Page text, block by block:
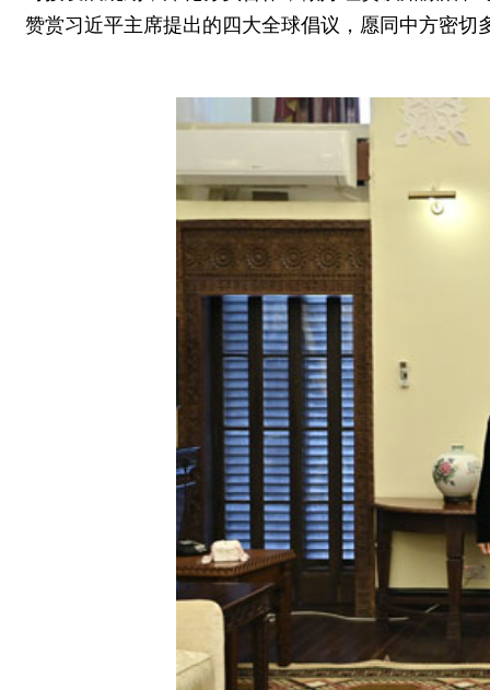
赞赏习近平主席提出的四大全球倡议，愿同中方密